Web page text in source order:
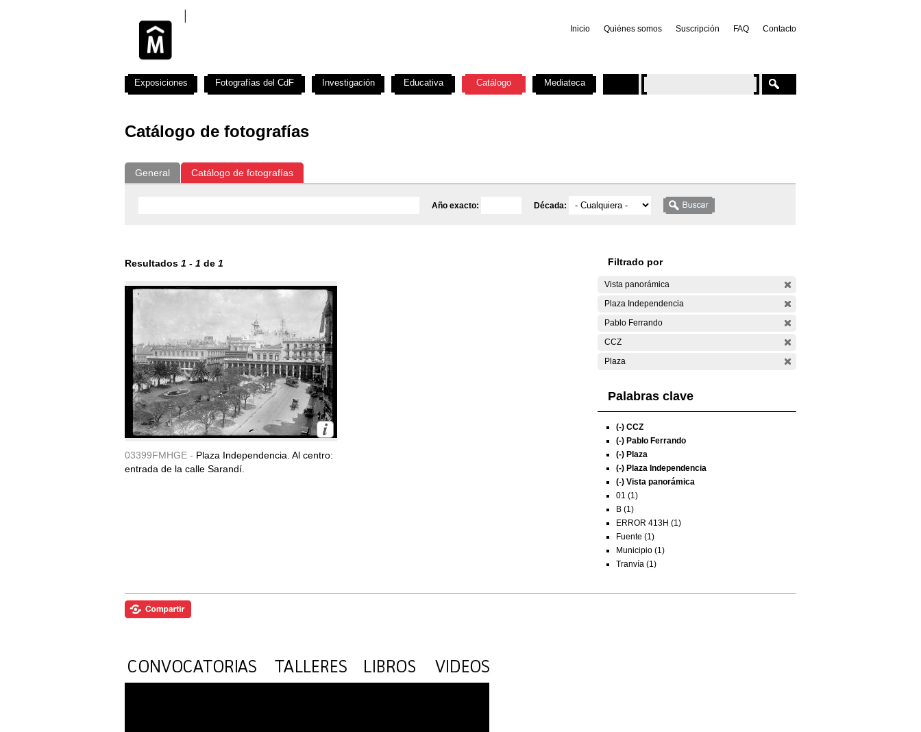
Inicio Quiénes somos Suscripción FAQ Contacto
Catálogo de fotografías
General Catálogo de fotografías
Año exacto: Década:
Resultados 1 - 1 de 1
03399FMHGE - Plaza Independencia. Al centro:
entrada de la calle Sarandí.
Filtrado por
Vista panorámica
Plaza Independencia
Pablo Ferrando
CCZ
Plaza
Palabras clave
(-) CCZ
(-) Pablo Ferrando
(-) Plaza
(-) Plaza Independencia
(-) Vista panorámica
01 (1)
B (1)
ERROR 413H (1)
Fuente (1)
Municipio (1)
Tranvía (1)
Exposiciones Fotografías del CdF Investigación Educativa Catálogo Mediateca